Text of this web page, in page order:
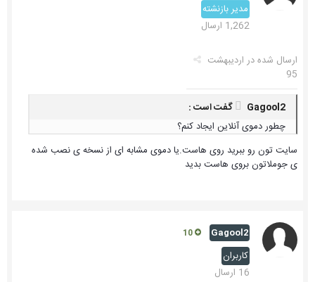
مدیر بازنشته
1,262 ارسال
ارسال شده در اردیبهشت
95
Gagool2 گفت است :
چطور دموی آنلاین ایجاد کنم؟
سایت تون رو ببرید روی هاست.یا دموی مشابه ای از نسخه ی نصب شده
ی جوملاتون بروی هاست بدید
Gagool2
کاربران
16 ارسال